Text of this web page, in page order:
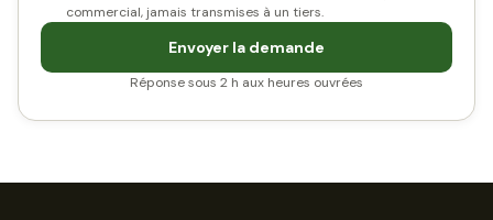
commercial, jamais transmises à un tiers.
Envoyer la demande
Réponse sous 2 h aux heures ouvrées